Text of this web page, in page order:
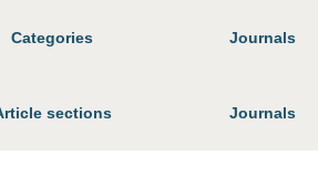
Categories Journals
sections Journals